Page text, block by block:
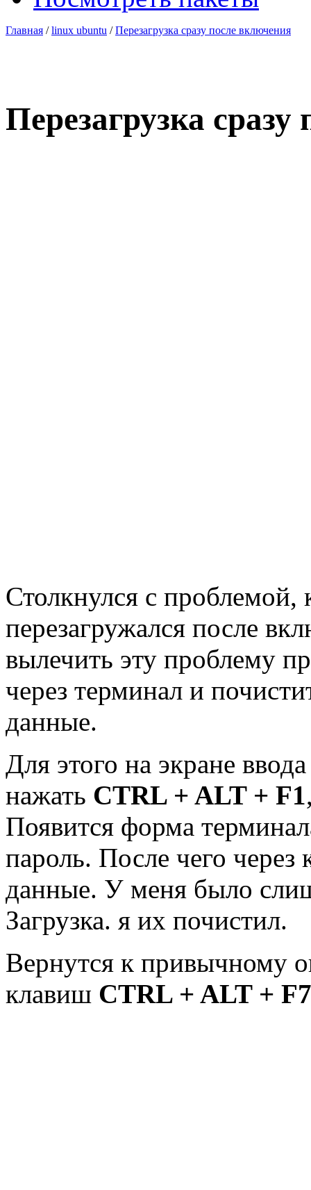
Главная /linux ubuntu /Перезагрузка сразу после включения
Перезагрузка
Столкнулся с проблемой,
перезагружался после
вылечить эту проблему
через терминал и
данные.
Для этого на экране
нажать CTRL + ALT + F1
Появится форма
пароль. После чего
данные. У меня было
Загрузка. я их почистил.
Вернутся к привычному
клавиш CTRL + ALT + F7